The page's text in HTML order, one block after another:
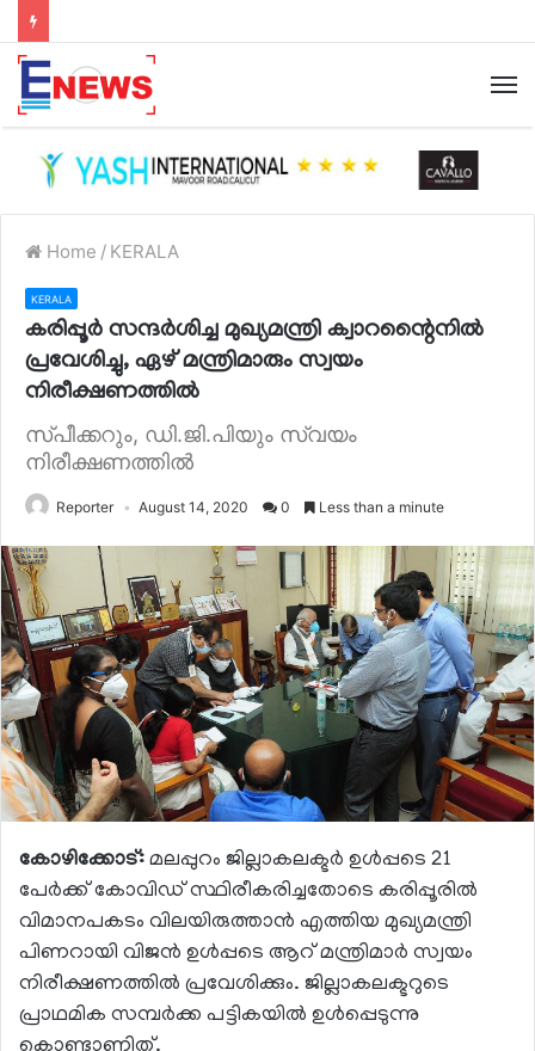
Home / KERALA
KERALA
കരിപ്പൂര്‍ സന്ദര്‍ശിച്ച മുഖ്യമന്ത്രി ക്വാറന്റൈനില്‍
പ്രവേശിച്ചു, ഏഴ് മന്ത്രിമാരും സ്വയം
നിരീക്ഷണത്തില്‍
സ്പീക്കറും, ഡി.ജി.പിയും സ്വയം
നിരീക്ഷണത്തിൽ
Reporter August 14, 2020 0 Less than a minute
കോഴിക്കോട്: മലപ്പുറം ജില്ലാകലക്ടര്‍ ഉള്‍പ്പടെ 21
പേര്‍ക്ക് കോവിഡ് സ്ഥിരീകരിച്ചതോടെ കരിപ്പൂരില്‍
വിമാനപകടം വിലയിരുത്താന്‍ എത്തിയ മുഖ്യമന്ത്രി
പിണറായി വിജന്‍ ഉള്‍പ്പടെ ആറ് മന്ത്രിമാര്‍ സ്വയം
നിരീക്ഷണത്തില്‍ പ്രവേശിക്കും. ജില്ലാകലക്ടറുടെ
പ്രാഥമിക സമ്പര്‍ക്ക പട്ടികയില്‍ ഉള്‍പ്പെടുന്നു